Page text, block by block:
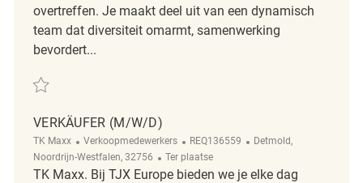
overtreffen. Je maakt deel uit van een dynamisch
team dat diversiteit omarmt, samenwerking
bevordert...
Redden Verkäufer (m/w(d) REQ108663
VERKÄUFER (M/W/D)
TK Maxx Categorie
Verkoopmedewerkers ReqId
REQ136559 Plaats
Detmold,
Noordrijn-Westfalen, 32756
Afgelegen
Ter plaatse
TK Maxx. Bij TJX Europe bieden we je elke dag